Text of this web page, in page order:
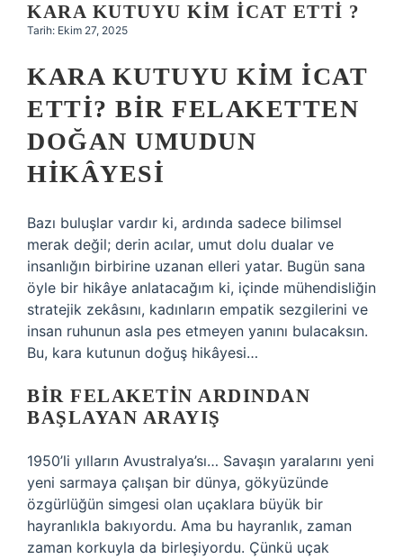
KARA KUTUYU KIM ICAT ETTI ?
Tarih: Ekim 27, 2025
KARA KUTUYU KIM İCAT
ETTI? BIR FELAKETTEN
DOĞAN UMUDUN
HIKÂYESI
Bazı buluşlar vardır ki, ardında sadece bilimsel
merak değil; derin acılar, umut dolu dualar ve
insanlığın birbirine uzanan elleri yatar. Bugün sana
öyle bir hikâye anlatacağım ki, içinde mühendisliğin
stratejik zekâsını, kadınların empatik sezgilerini ve
insan ruhunun asla pes etmeyen yanını bulacaksın.
Bu, kara kutunun doğuş hikâyesi…
BIR FELAKETIN ARDINDAN
BAŞLAYAN ARAYIŞ
1950’li yılların Avustralya’sı… Savaşın yaralarını yeni
yeni sarmaya çalışan bir dünya, gökyüzünde
özgürlüğün simgesi olan uçaklara büyük bir
hayranlıkla bakıyordu. Ama bu hayranlık, zaman
zaman korkuyla da birleşiyordu. Çünkü uçak